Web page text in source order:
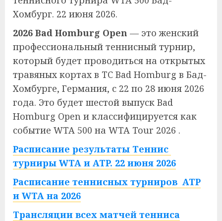
Хомбург. 22 июня 2026.
2026 Bad Homburg Open — это женский
профессиональный теннисный турнир,
который будет проводиться на открытых
травяных кортах в TC Bad Homburg в Бад-
Хомбурге, Германия, с 22 по 28 июня 2026
года. Это будет шестой выпуск Bad
Homburg Open и классифицируется как
событие WTA 500 на WTA Tour 2026 .
Расписание результаты Теннис
турниры WTA и ATP. 22 июня 2026
Расписание теннисных турниров ATP
и WTA на 2026
Трансляции всех матчей тенниса